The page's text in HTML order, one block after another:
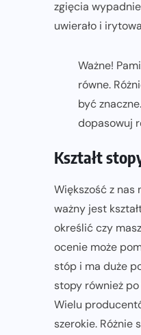
zgięcia
uwierało i
Ważne!
równe.
być
dopasowuj
Kształt
Większość z nas
ważny jest
określić czy
ocenie może
stóp i ma duże
stopy również
Wielu
szerokie. Różnie